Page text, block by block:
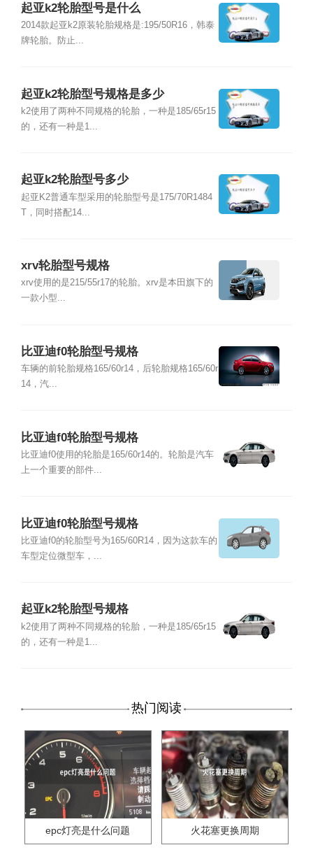
起亚k2轮胎型号是什么
2014款起亚k2原装轮胎规格是:195/50R16，韩泰
牌轮胎。防止...
起亚k2轮胎型号规格是多少
k2使用了两种不同规格的轮胎，一种是185/65r15
的，还有一种是1...
起亚k2轮胎型号多少
起亚K2普通车型采用的轮胎型号是175/70R1484
T，同时搭配14...
xrv轮胎型号规格
xrv使用的是215/55r17的轮胎。xrv是本田旗下的
一款小型...
比亚迪f0轮胎型号规格
车辆的前轮胎规格165/60r14，后轮胎规格165/60r
14，汽...
比亚迪f0轮胎型号规格
比亚迪f0使用的轮胎是165/60r14的。轮胎是汽车
上一个重要的部件...
比亚迪f0轮胎型号规格
比亚迪f0的轮胎型号为165/60R14，因为这款车的
车型定位微型车，...
起亚k2轮胎型号规格
k2使用了两种不同规格的轮胎，一种是185/65r15
的，还有一种是1...
热门阅读
epc灯亮是什么问题 火花塞更换周期